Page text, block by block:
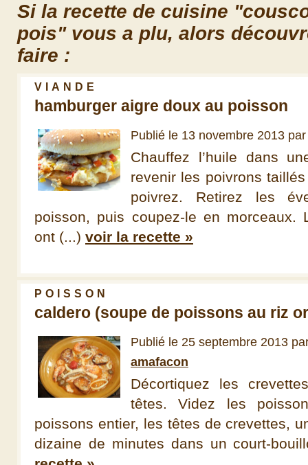
Si la recette de cuisine
pois" vous a plu, alors
faire :
VIANDE
hamburger aigre doux au poisson
Publié le 13 novembre 2013
Chauffez l’huile dans
revenir les poivrons
poivrez. Retirez les
poisson, puis coupez-le en morceaux.
ont (...) voir la recette »
POISSON
caldero (soupe de poissons au riz
Publié le 25 septembre 2013
amafacon
Décortiquez les
têtes. Videz les
poissons entier, les têtes de crevettes,
dizaine de minutes dans un court-